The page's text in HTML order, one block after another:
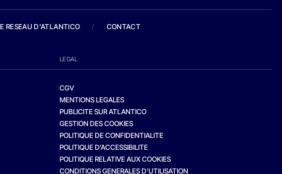
RESEAU D'ATLANTICO / CONTACT
LEGAL
CGV
MENTIONS LEGALES
PUBLICITE SUR ATLANTICO
GESTION DES COOKIES
POLITIQUE DE CONFIDENTIALITE
POLITIQUE D’ACCESSIBILITE
POLITIQUE RELATIVE AUX COOKIES
CONDITIONS GENERALES D’UTILISATION